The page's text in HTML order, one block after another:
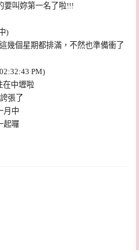
要叫妳第一名了啦!!!
)
幾個星期都排滿，不然也準備衝了
PM)
中壢啦
張了
月中
起囉